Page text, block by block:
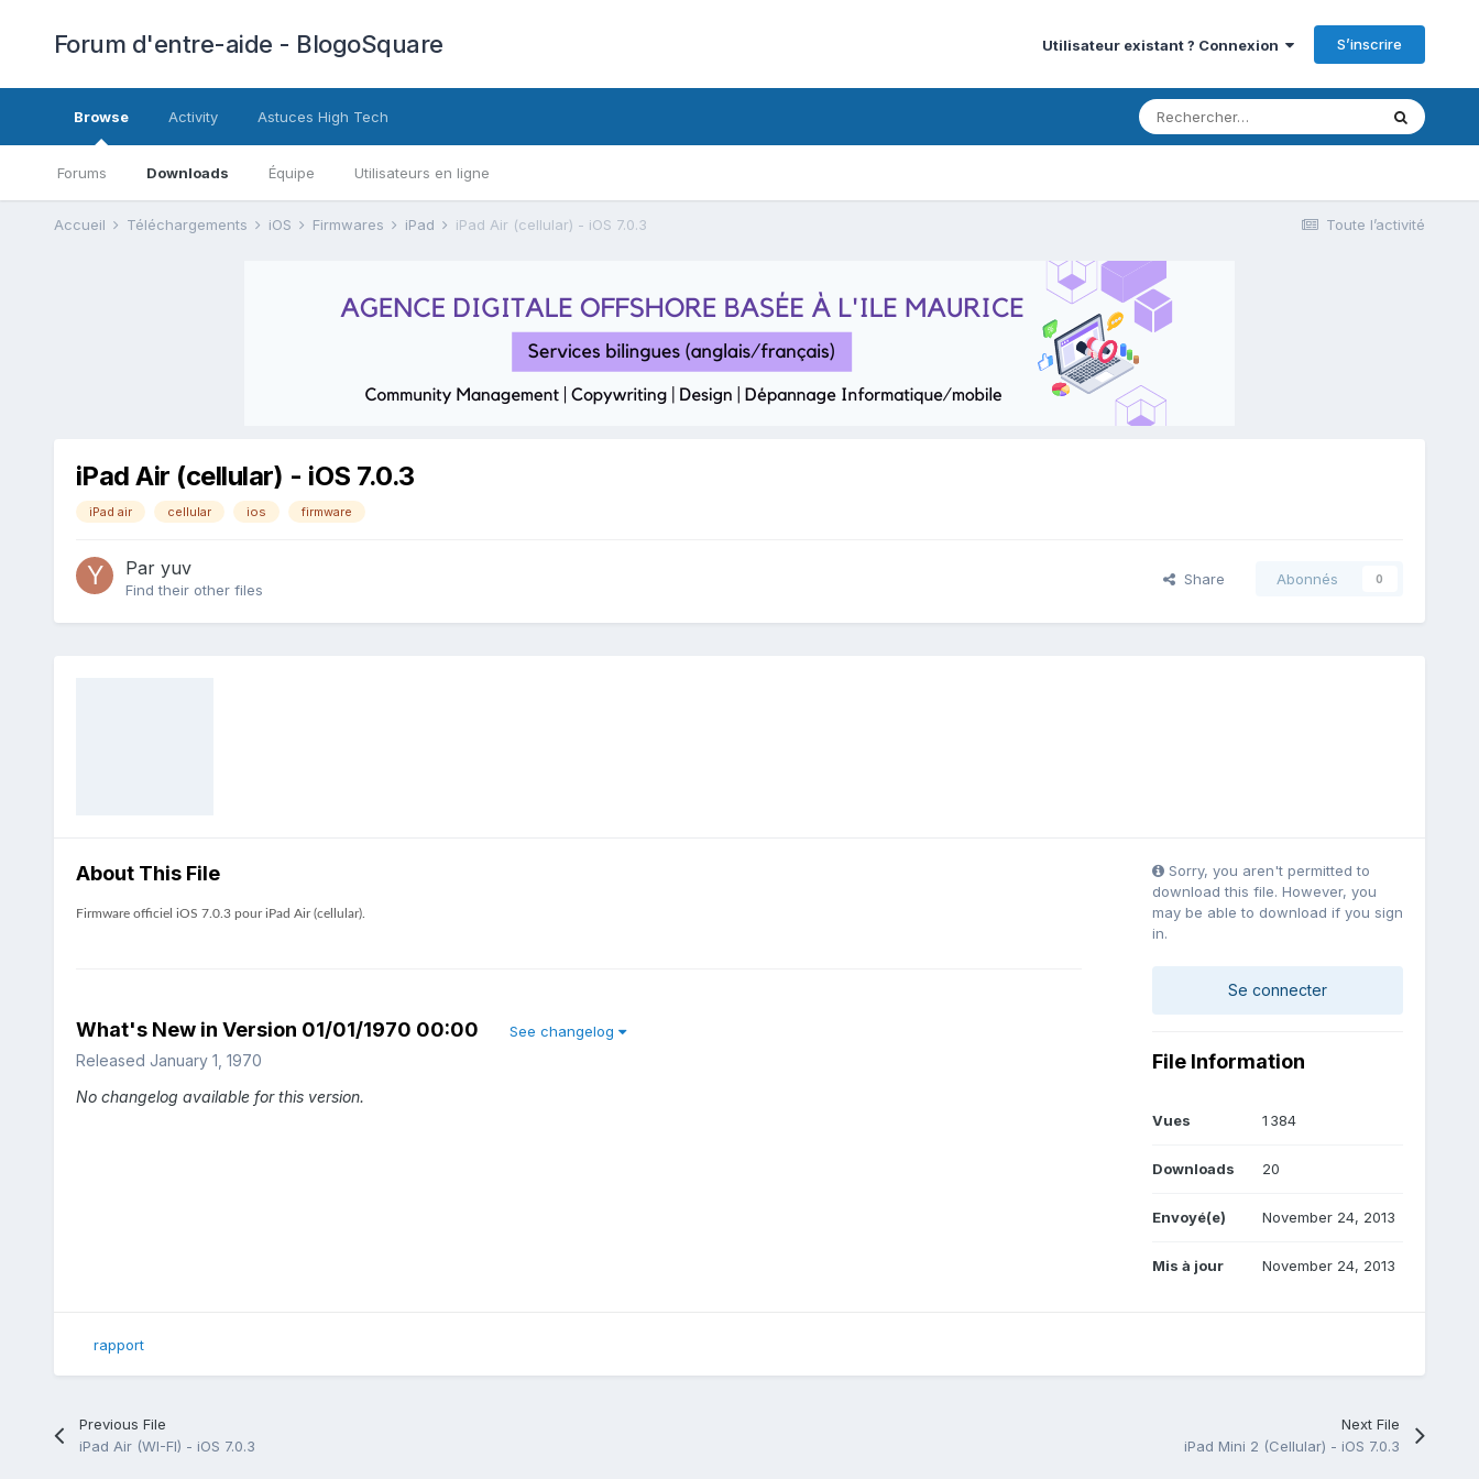
Forum d'entre-aide - BlogoSquare Utilisateur existant ? Connexion S’inscrire
Browse
Forums Downloads Équipe Utilisateurs en ligne
Activity Astuces High Tech
Toute l’activité
Accueil Téléchargements iOS Firmwares iPad iPad Air (cellular) - iOS 7.0.3
iPad Air (cellular) - iOS 7.0.3
iPad air cellular ios firmware
Par yuv
Find their other files
Share Abonnés 0
About This File
Firmware officiel iOS 7.0.3 pour iPad Air (cellular).
What's New in Version 01/01/1970 00:00 See changelog
Released January 1, 1970
No changelog available for this version.
Sorry, you aren't permitted to
download this file. However, you
may be able to download if you sign
in.
Se connecter
File Information
Vues 1 384
Downloads 20
Envoyé(e) November 24, 2013
Mis à jour November 24, 2013
rapport
Previous File
iPad Air (WI-FI) - iOS 7.0.3
Next File
iPad Mini 2 (Cellular) - iOS 7.0.3